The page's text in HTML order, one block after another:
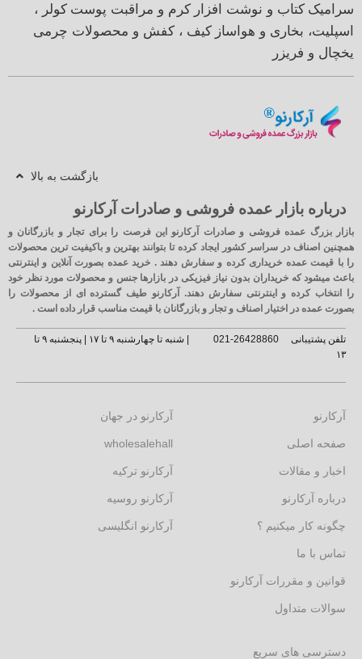
سرامیک کتاب و نوشت افزار کرم و مراقبت پوست کولر ،
اسپلیت، بخاری و هواساز کیف ، کفش و محصولات چرمی
یخچال و فریزر
بازگشت به بالا
درباره بازار عمده فروشی و صادرات آرکارنو
بازار بزرگ عمده فروشی و صادرات آرکارنو این فرصت را برای تجار و بازرگانان و
همچنین اصناف در سراسر کشور ایجاد کرده تا بتوانند بهترین و باکیفیت ترین محصولات
را با قیمت عمده خریداری کرده و سفارش دهند . خرید عمده بصورت آنلاین و اینترنتی
باعث میشود که خریداران بدون نیاز فیزیکی در بازارها جنس و محصولات مورد نظر خود
را انتخاب کرده و اینترنتی سفارش دهند. آرکارنو طیف گسترده ای از محصولات را
بصورت عمده در اختیار اصناف و تجار و بازرگانان با قیمت مناسب قرار داده است .
تلفن پشتیبانی 26428860-021
| شنبه تا چهارشنبه ۹ تا ۱۷ | پنجشنبه ۹ تا
۱۳
آرکارنو
صفحه اصلی
اخبار و مقالات
درباره آرکارنو
چگونه کار میکنیم ؟
تماس با ما
قوانین و مقررات آرکارنو
سوالات متداول
آرکارنو در جهان
wholesalehall
آرکارنو ترکیه
آرکارنو روسیه
آرکارنو انگلیسی
دسترسی های سریع